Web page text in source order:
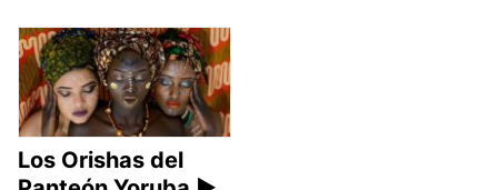
Los Orishas del